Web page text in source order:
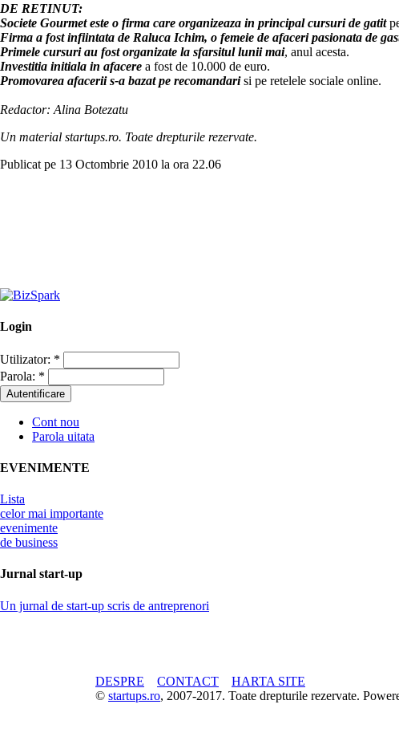
DE RETINUT:
Societe Gourmet este o firma care organizeaza in principal cursuri de gatit
Firma a fost infiintata de Raluca Ichim, o femeie de afaceri pasionata de
Primele cursuri au fost organizate la sfarsitul lunii mai, anul acesta.
Investitia initiala in afacere a fost de 10.000 de euro.
Promovarea afacerii s-a bazat pe recomandarisi pe retelele sociale online.
Redactor: Alina Botezatu
Un material startups.ro. Toate drepturile rezervate.
Publicat pe 13 Octombrie 2010 la ora 22.06
Login
Utilizator: *
Parola: *
Cont nou
Parola uitata
EVENIMENTE
Lista
celor mai importante
evenimente
de business
Jurnal start-up
Un jurnal de start-up scris de antreprenori
DESPRE CONTACT
HARTA SITE
© startups.ro, 2007-2017. Toate drepturile rezervate.